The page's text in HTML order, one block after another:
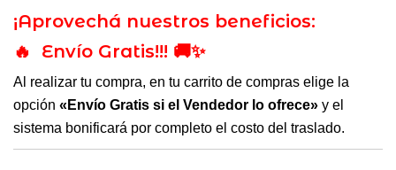
¡Aprovechá nuestros beneficios:
🔥 Envío Gratis!!! 🚚✨
Al realizar tu compra, en tu carrito de compras elige la
opción «Envío Gratis si el Vendedor lo ofrece» y el
sistema bonificará por completo el costo del traslado.